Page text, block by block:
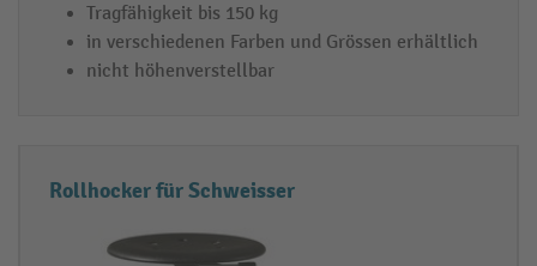
Tragfähigkeit bis 150 kg
in verschiedenen Farben und Grössen erhältlich
nicht höhenverstellbar
Rollhocker für Schweisser